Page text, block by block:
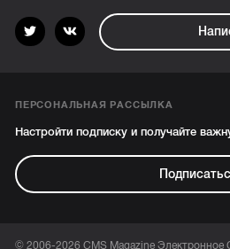
ПЕРСОНАЛЬНАЯ РАССЫЛКА
Настройти подписку и получайте
© 2006-2026 CMS Magazine Электронное